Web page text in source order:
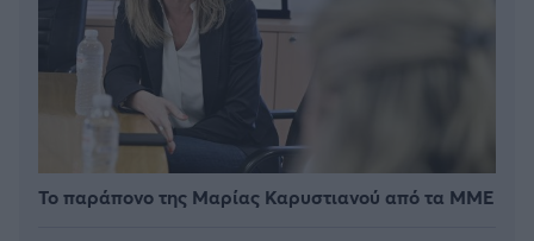
Το παράπονο της Μαρίας Καρυστιανού από τα ΜΜΕ